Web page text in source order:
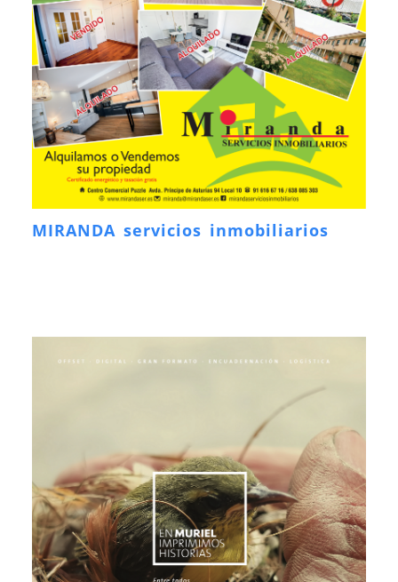
MIRANDA servicios inmobiliarios